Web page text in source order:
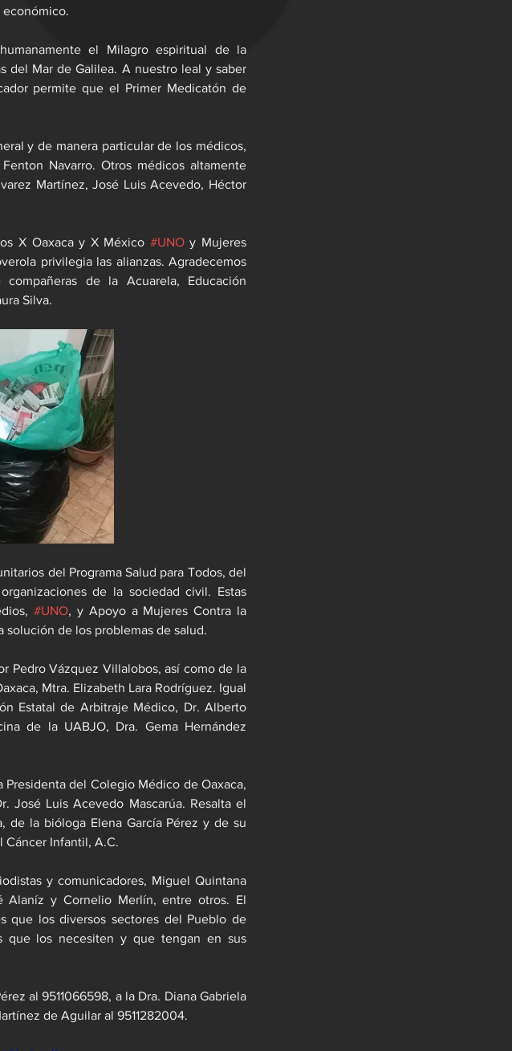
económico.
el Milagro espiritual de la
del Mar de Galilea. A nuestro leal y saber
permite que el Primer Medicatón de
y de manera particular de los médicos,
Navarro. Otros médicos altamente
Martínez, José Luis Acevedo, Héctor
X Oaxaca y X México #UNO y Mujeres
privilegia las alianzas. Agradecemos
de la Acuarela, Educación
Silva.
del Programa Salud para Todos, del
de la sociedad civil. Estas
#UNO, y Apoyo a Mujeres Contra la
de los problemas de salud.
Pedro Vázquez Villalobos, así como de la
Mtra. Elizabeth Lara Rodríguez. Igual
Estatal de Arbitraje Médico, Dr. Alberto
de la UABJO, Dra. Gema Hernández
del Colegio Médico de Oaxaca,
José Luis Acevedo Mascarúa. Resalta el
de la bióloga Elena García Pérez y de su
Cáncer Infantil, A.C.
y comunicadores, Miguel Quintana
Alaníz y Cornelio Merlín, entre otros. El
que los diversos sectores del Pueblo de
que los necesiten y que tengan en sus
al 9511066598, a la Dra. Diana Gabriela
de Aguilar al 9511282004.